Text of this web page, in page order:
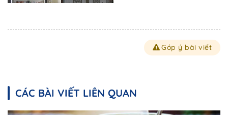
Góp ý bài viết
CÁC BÀI VIẾT LIÊN QUAN